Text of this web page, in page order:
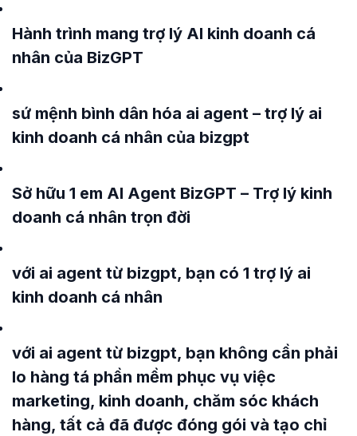
Hành trình mang trợ lý AI kinh doanh cá
nhân của BizGPT
sứ mệnh bình dân hóa ai agent – trợ lý ai
kinh doanh cá nhân của bizgpt
Sở hữu 1 em AI Agent BizGPT – Trợ lý kinh
doanh cá nhân trọn đời
với ai agent từ bizgpt, bạn có 1 trợ lý ai
kinh doanh cá nhân
với ai agent từ bizgpt, bạn không cần phải
lo hàng tá phần mềm phục vụ việc
marketing, kinh doanh, chăm sóc khách
hàng, tất cả đã được đóng gói và tạo chỉ